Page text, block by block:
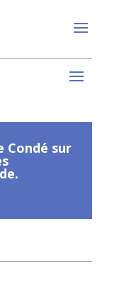
Condé sur